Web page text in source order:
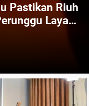
Pastikan Riuh
Layak